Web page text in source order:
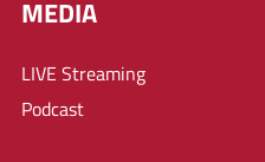
MEDIA
LIVE Streaming
Podcast